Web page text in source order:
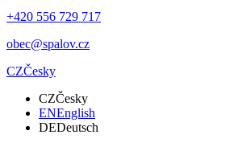
+420 556 729 717
obec@spalov.cz
CZČesky
CZČesky
ENEnglish
DEDeutsch